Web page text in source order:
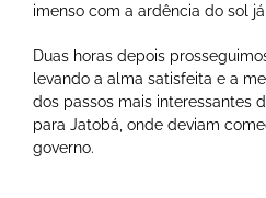
imenso com a ardência do sol
Duas horas depois
levando a alma satisfeita e a
dos passos mais interessantes
para Jatobá, onde deviam
governo.